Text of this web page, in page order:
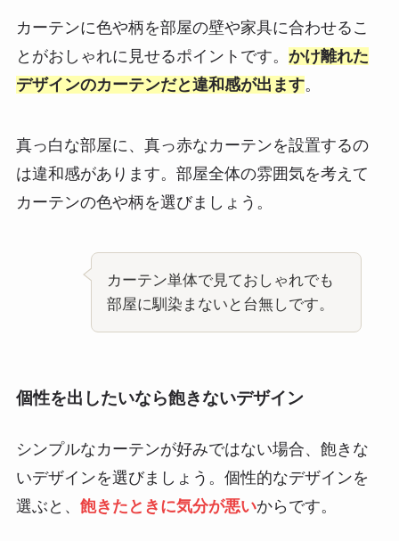
カーテンに色や柄を部屋の壁や家具に合わせるこ
とがおしゃれに見せるポイントです。 かけ離れた
デザインのカーテンだと違和感が出ます。
真っ白な部屋に、真っ赤なカーテンを設置するの
は違和感があります。部屋全体の雰囲気を考えて
カーテンの色や柄を選びましょう。
カーテン単体で見ておしゃれでも
部屋に馴染まないと台無しです。
個性を出したいなら飽きないデザイン
シンプルなカーテンが好みではない場合、飽きな
いデザインを選びましょう。個性的なデザインを
選ぶと、 飽きたときに気分が悪いからです。